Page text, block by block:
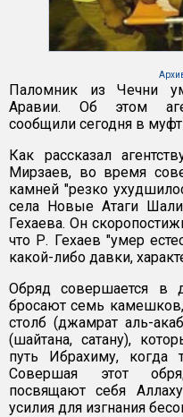
Паломник из Чечни
Аравии. Об этом
сообщили сегодня в
Как рассказал
Мирзаев, во время
камней "резко
села Новые Атаги
Гехаева. Он
что Р. Гехаев "умер
какой-либо давки,
Обряд совершается в
бросают семь
столб (джамрат аль-
(шайтана, сатану),
путь Ибрахиму, когда
Совершая этот
посвящают себя
усилия для изгнания